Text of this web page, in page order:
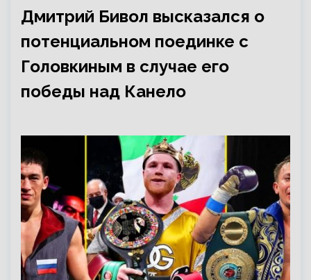
Дмитрий Бивол высказался о
потенциальном поединке с
Головкиным в случае его
победы над Канело